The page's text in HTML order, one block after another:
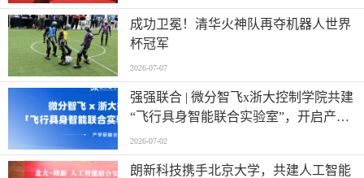
成功卫冕！清华火神队再夺机器人世界
杯冠军
2026-07-07
强强联合 | 微分智飞x浙大控制学院共建
“飞行具身智能联合实验室”，开启产学
研深度融合新篇章
2026-07-02
朗新科技携手北京大学，共建人工智能